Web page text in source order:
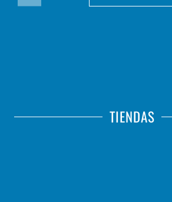
TIENDAS